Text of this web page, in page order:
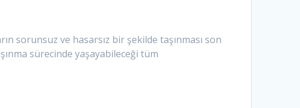
sorunsuz ve hasarsız bir şekilde taşınması son
sürecinde yaşayabileceği tüm